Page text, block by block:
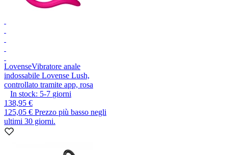
LovenseVibratore anale
indossabile Lovense Lush,
controllato tramite app, rosa
In stock: 5-7 giorni
138,95 €
125,05 € Prezzo più basso negli
ultimi 30 giorni.